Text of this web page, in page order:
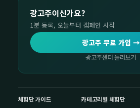
광고주이신가요?
1분 등록, 오늘부터 캠페인 시작
광고주 무료 가입 →
광고주센터 둘러보기
체험단 가이드
카테고리별 체험단